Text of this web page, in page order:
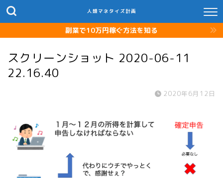
人類マネタイズ計画
副業で10万円稼ぐ方法を知る
スクリーンショット 2020-06-11
22.16.40
2020年6月12日